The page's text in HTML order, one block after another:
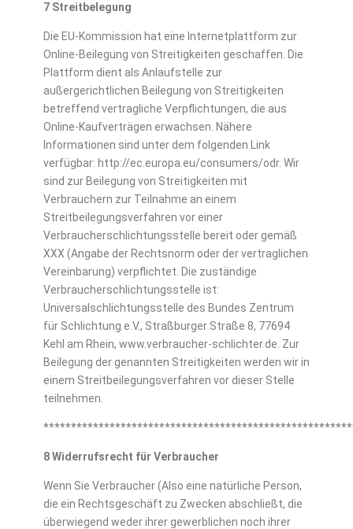
7 Streitbelegung
Die EU-Kommission hat eine Internetplattform zur
Online-Beilegung von Streitigkeiten geschaffen. Die
Plattform dient als Anlaufstelle zur
außergerichtlichen Beilegung von Streitigkeiten
betreffend vertragliche Verpflichtungen, die aus
Online-Kaufverträgen erwachsen. Nähere
Informationen sind unter dem folgenden Link
verfügbar: http://ec.europa.eu/consumers/odr. Wir
sind zur Beilegung von Streitigkeiten mit
Verbrauchern zur Teilnahme an einem
Streitbeilegungsverfahren vor einer
Verbraucherschlichtungsstelle bereit oder gemäß
XXX (Angabe der Rechtsnorm oder der vertraglichen
Vereinbarung) verpflichtet. Die zuständige
Verbraucherschlichtungsstelle ist:
Universalschlichtungsstelle des Bundes Zentrum
für Schlichtung e.V., Straßburger Straße 8, 77694
Kehl am Rhein, www.verbraucher-schlichter.de. Zur
Beilegung der genannten Streitigkeiten werden wir in
einem Streitbeilegungsverfahren vor dieser Stelle
teilnehmen.
8Widerrufsrecht für Verbraucher
Wenn Sie Verbraucher (Also eine natürliche Person,
die ein Rechtsgeschäft zu Zwecken abschließt, die
überwiegend weder ihrer gewerblichen noch ihrer